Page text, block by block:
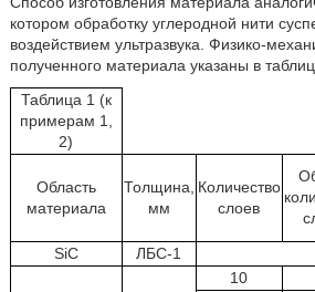
котором обработку углеродной нити
воздействием ультразвука. Физико-
полученного материала указаны в
Таблица 1 (к
примерам 1,
2)
Область
материала
Толщина,
мм
Количество
слоев
SiC
ЛБС-1
10